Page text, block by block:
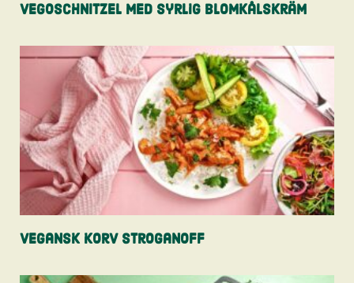
Vegoschnitzel med syrlig blomkålskräm
Vegansk Korv Stroganoff